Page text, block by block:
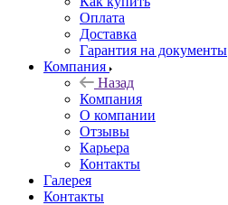
Оплата
Доставка
Гарантия на документы
Компания
Назад
Компания
О компании
Отзывы
Карьера
Контакты
Галерея
Контакты